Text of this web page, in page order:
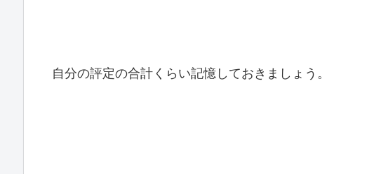
自分の評定の合計くらい記憶しておきましょう。